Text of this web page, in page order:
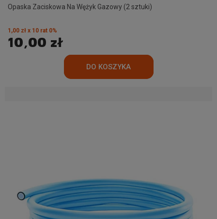
Opaska Zaciskowa Na Wężyk Gazowy (2 sztuki)
10,00 zł
1,00 zł x 10 rat 0%